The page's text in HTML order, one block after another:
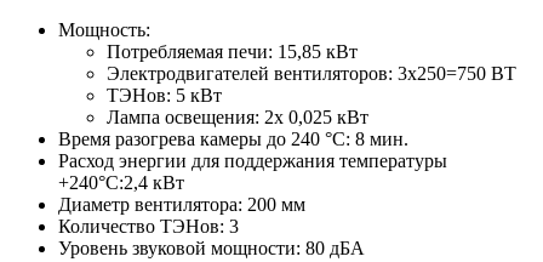
Мощность:
Потребляемая печи: 15,85 кВт​
Электродвигателей вентиляторов: 3х250=750 ВТ
ТЭНов: 5 кВт
Лампа освещения: 2х 0,025 кВт
Время разогрева камеры до 240 °С: 8 мин.
Расход энергии для поддержания температуры
+240°С:2,4 кВт
Диаметр вентилятора: 200 мм
Количество ТЭНов: 3
Уровень звуковой мощности: 80 дБА